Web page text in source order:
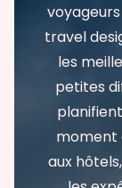
travel
les
petites
moment
aux